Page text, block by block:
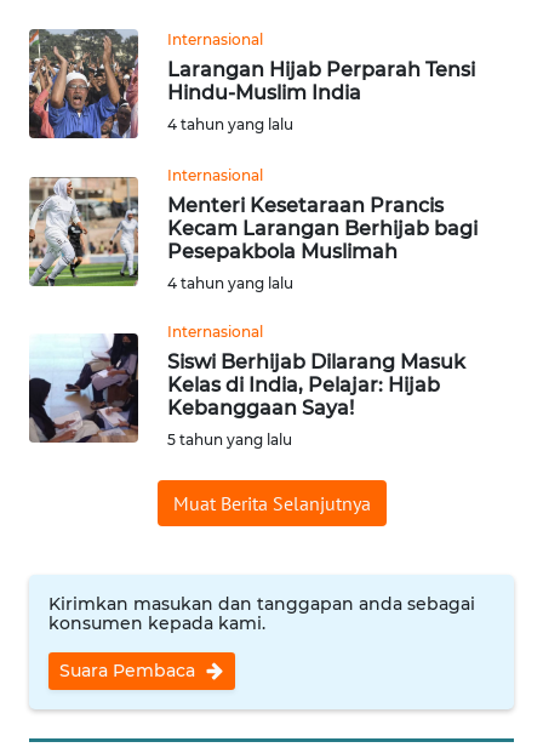
Internasional
Larangan Hijab Perparah Tensi
Hindu-Muslim India
4 tahun yang lalu
Internasional
Menteri Kesetaraan Prancis
Kecam Larangan Berhijab bagi
Pesepakbola Muslimah
4 tahun yang lalu
Internasional
Siswi Berhijab Dilarang Masuk
Kelas di India, Pelajar: Hijab
Kebanggaan Saya!
5 tahun yang lalu
Muat Berita Selanjutnya
Kirimkan masukan dan tanggapan anda sebagai
konsumen kepada kami.
Suara Pembaca
WN
SAMOSIR
WN
LAWAS
WN
SUMEDANG
WN
CIANJUR
WN
WN
BINJAI
CIREBON